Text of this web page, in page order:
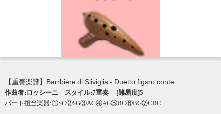
【重奏楽譜】Barrbiere di Sliviglia - Duetto figaro conte
作曲者:ロッシーニ スタイル:7重奏 [難易度]5
パート担当楽器:①SC②SG③AC④AG⑤BC⑥BG⑦CBC